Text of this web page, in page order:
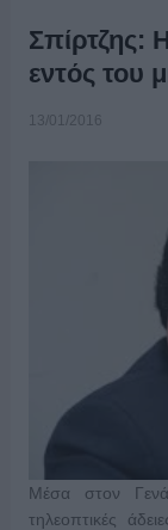
Σπίρτζης:
εντός του
13/01/2016
Μέσα στον
τηλεοπτικές